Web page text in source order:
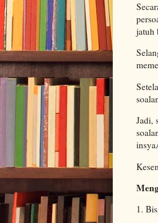
jatuh
Jadi,
1.